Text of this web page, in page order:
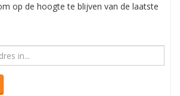
op de hoogte te blijven van de laatste